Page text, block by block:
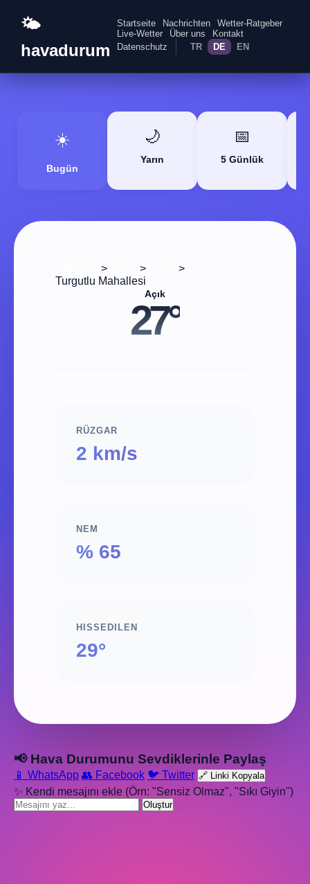
🌤️
havadurum
Startseite Nachrichten
Wetter-Ratgeber
Live-Wetter
Über uns
Kontakt
Datenschutz
TR DE EN
☀️
Bugün
🌙
Yarın
📅
5 Günlük
> >
>
Turgutlu Mahallesi
Açık
27°
RÜZGAR
2 km/s
NEM
% 65
HISSEDILEN
29°
📢 Hava Durumunu Sevdiklerinle Paylaş
📱 WhatsApp 👥 Facebook 🐦 Twitter 🔗 Linki Kopyala
✨ Kendi mesajını ekle (Örn: "Sensiz Olmaz", "Sıkı Giyin")
Oluştur